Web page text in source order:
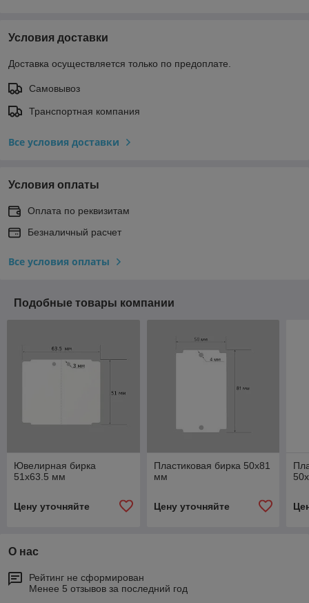
Условия доставки
Доставка осуществляется только по предоплате.
Самовывоз
Транспортная компания
Все условия доставки
Условия оплаты
Оплата по реквизитам
Безналичный расчет
Все условия оплаты
Подобные товары компании
Ювелирная бирка
51x63.5 мм
Цену уточняйте
Пластиковая бирка 50x81
мм
Цену уточняйте
О нас
Рейтинг не сформирован
Менее 5 отзывов за последний год